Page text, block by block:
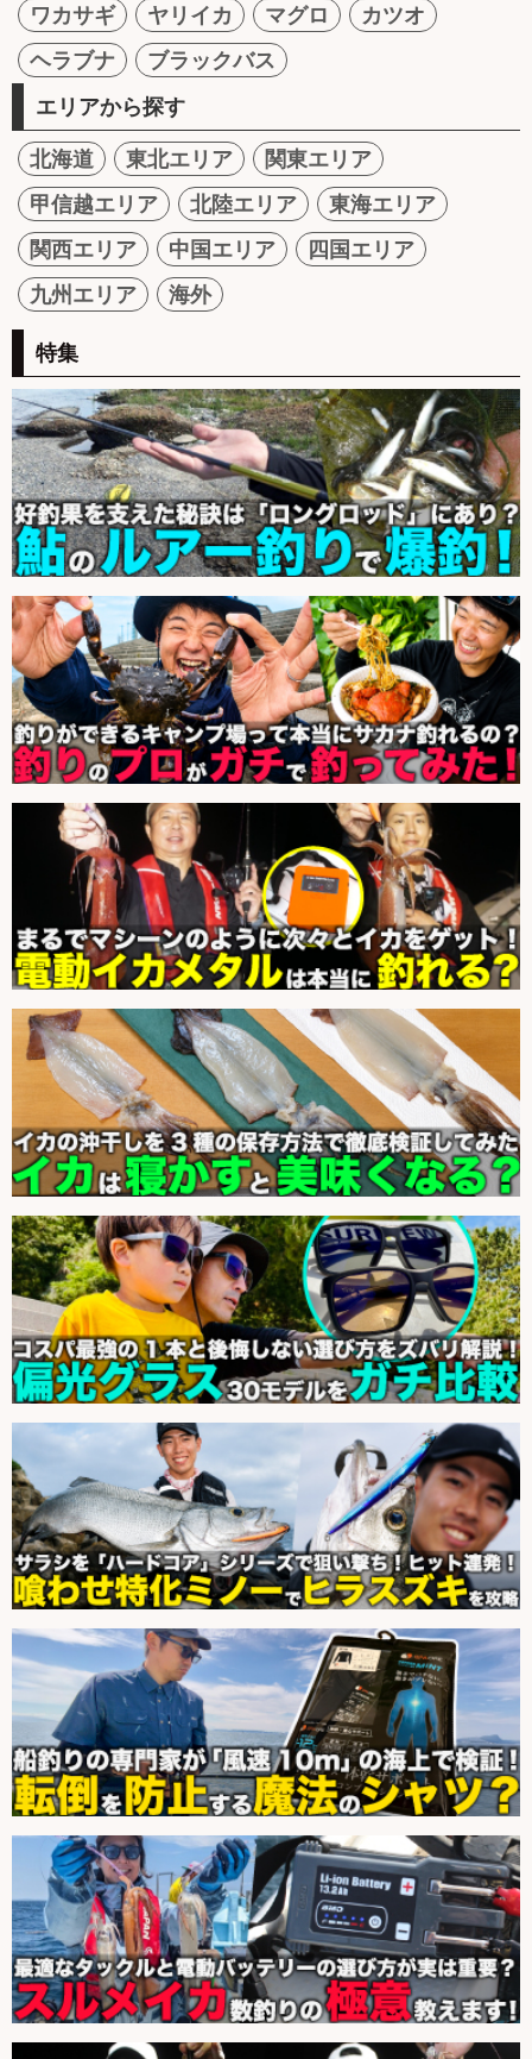
ワカサギ
ヤリイカ マグロ
カツオ
ヘラブナ
ブラックバス
エリアから探す
北海道 東北エリア
関東エリア
甲信越エリア
北陸エリア
東海エリア
関西エリア
中国エリア
四国エリア
九州エリア
海外
特集